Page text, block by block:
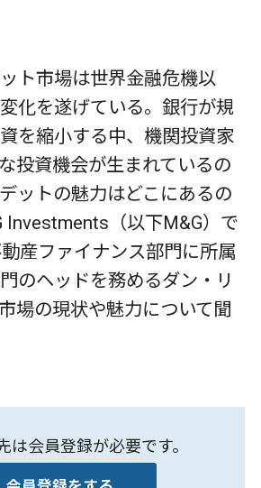
ト市場は世界金融危機以
化を遂げている。銀行が規
を縮小する中、機関投資家
投資機会が生まれているの
ットの魅力はどこにあるの
Investments（以下M&G）で
産ファイナンス部門に所属
のヘッドを務めるダン・リ
場の現状や魅力について聞
は会員登録が必要です。